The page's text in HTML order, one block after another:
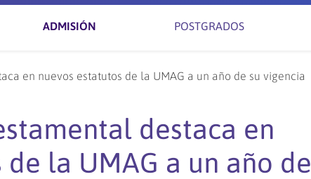
ADMISIÓN POSTGRADOS
en nuevos estatutos de la UMAG a un año de su vigencia
destaca en
la UMAG a un año de